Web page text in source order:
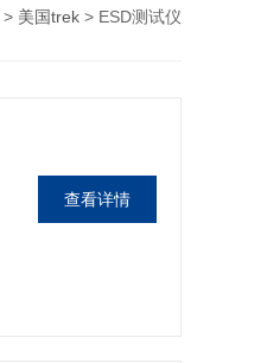
> 美国trek > ESD测试仪
查看详情